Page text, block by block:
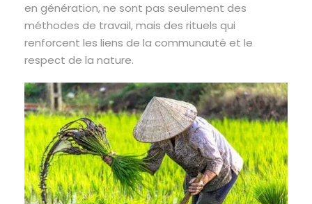
en génération, ne sont pas seulement des
méthodes de travail, mais des rituels qui
renforcent les liens de la communauté et le
respect de la nature.